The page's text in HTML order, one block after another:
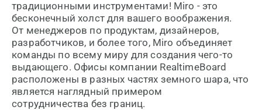
традиционными инструментами! Miro - это
бесконечный холст для вашего воображения.
От менеджеров по продуктам, дизайнеров,
разработчиков, и более того, Miro объединяет
команды по всему миру для создания чего-то
выдающего. Офисы компании RealtimeBoard
расположены в разных частях земного шара, что
является наглядный примером
сотрудничества без границ.